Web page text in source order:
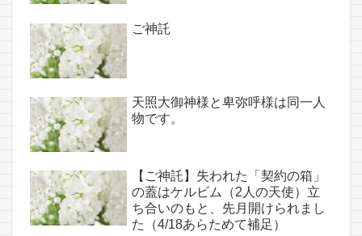
ご神託
天照大御神様と卑弥呼様は同一人
物です。
【ご神託】失われた「契約の箱」
の蓋はケルビム（2人の天使）立
ち合いのもと、先月開けられまし
た（4/18あらためて補足）